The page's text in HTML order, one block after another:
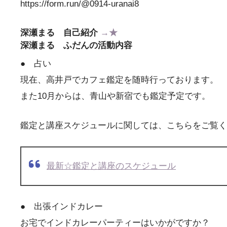
https://form.run/@0914-uranai8
深瀬まる 自己紹介 →★
深瀬まる ふだんの活動内容
● 占い
現在、高井戸でカフェ鑑定を随時行っております。
また10月からは、青山や新宿でも鑑定予定です。
鑑定と講座スケジュールに関しては、こちらをご覧
最新☆鑑定と講座のスケジュール
● 出張インドカレー
お宅でインドカレーパーティーはいかがですか？